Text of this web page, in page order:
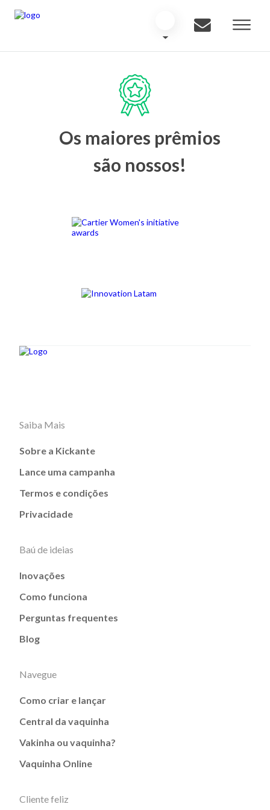
Os maiores prêmios
são nossos!
Saiba Mais
Sobre a Kickante
Lance uma campanha
Termos e condições
Privacidade
Baú de ideias
Inovações
Como funciona
Perguntas frequentes
Blog
Navegue
Como criar e lançar
Central da vaquinha
Vakinha ou vaquinha?
Vaquinha Online
Cliente feliz